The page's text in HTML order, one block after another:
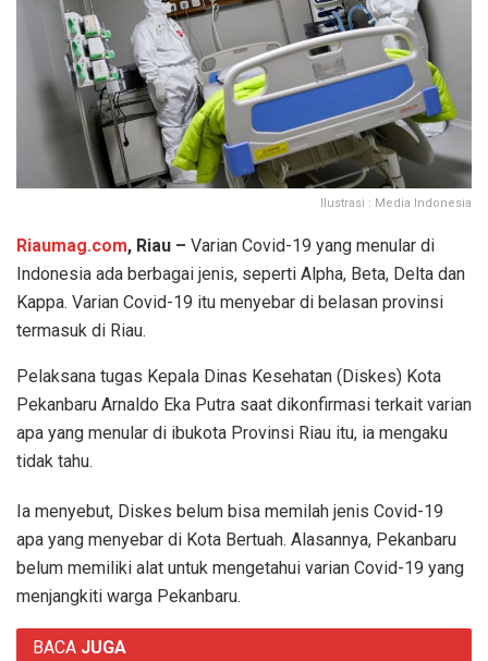
Ilustrasi : Media Indonesia
Riaumag.com, Riau – Varian Covid-19 yang menular di
Indonesia ada berbagai jenis, seperti Alpha, Beta, Delta dan
Kappa. Varian Covid-19 itu menyebar di belasan provinsi
termasuk di Riau.
Pelaksana tugas Kepala Dinas Kesehatan (Diskes) Kota
Pekanbaru Arnaldo Eka Putra saat dikonfirmasi terkait varian
apa yang menular di ibukota Provinsi Riau itu, ia mengaku
tidak tahu.
Ia menyebut, Diskes belum bisa memilah jenis Covid-19
apa yang menyebar di Kota Bertuah. Alasannya, Pekanbaru
belum memiliki alat untuk mengetahui varian Covid-19 yang
menjangkiti warga Pekanbaru.
BACA JUGA